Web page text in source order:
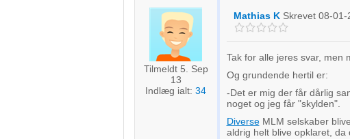
Tilmeldt 5. Sep
13
Indlæg ialt: 34
Mathias K Skrevet 08-01-
Tak for alle jeres svar, men
Og grundende hertil er:
-Det er mig der får dårlig
noget og jeg får "skylden".
DiverseMLM selskaber
aldrig helt blive opklaret, da